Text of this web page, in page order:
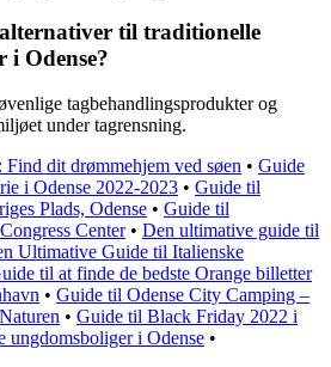
til traditionelle
i Odense?
tagbehandlingsprodukter og
under tagrensning.
dit drømmehjem ved søen • Guide
i Odense 2022-2023 • Guide til
Plads, Odense • Guide til
Center• Den ultimative guide til
Ultimative Guide til Italienske
til at finde de bedste Orange billetter
• Guide til Odense City Camping –
• Guide til Black Friday 2022 i
ungdomsboliger i Odense •